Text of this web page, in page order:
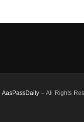
AasPassDaily – All Rights